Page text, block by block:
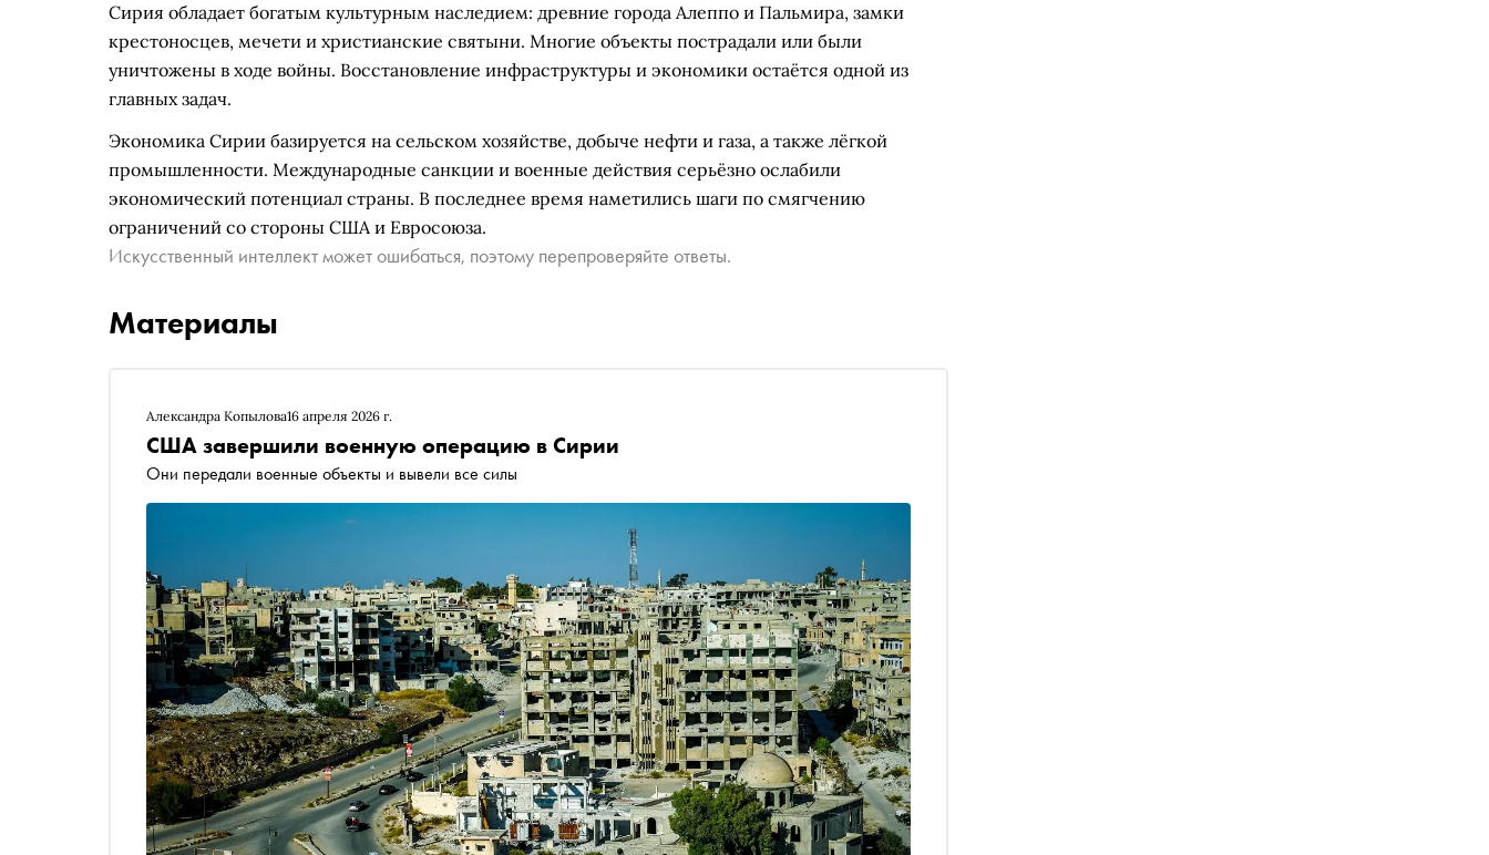
Сирия обладает богатым культурным наследием: древние города Алеппо и Пальмира, замки
крестоносцев, мечети и христианские святыни. Многие объекты пострадали или были
уничтожены в ходе войны. Восстановление инфраструктуры и экономики остаётся одной из
главных задач.
Экономика Сирии базируется на сельском хозяйстве, добыче нефти и газа, а также лёгкой
промышленности. Международные санкции и военные действия серьёзно ослабили
экономический потенциал страны. В последнее время наметились шаги по смягчению
ограничений со стороны США и Евросоюза.
Искусственный интеллект может ошибаться, поэтому перепроверяйте ответы.
Материалы
Александра Копылова16 апреля 2026 г.
США завершили военную операцию в Сирии
Они передали военные объекты и вывели все силы